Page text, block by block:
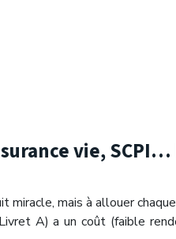
vie,
mais à allouer
A) a un coût (faible